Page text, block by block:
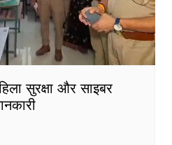
सुरक्षा और साइबर